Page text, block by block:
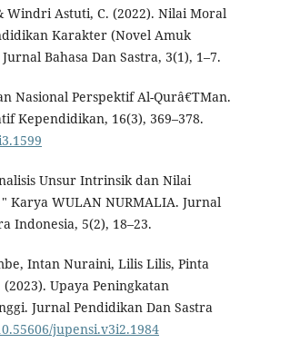
Windri Astuti, C. (2022). Nilai Moral
Karakter (Novel Amuk
Bahasa Dan Sastra, 3(1), 1–7.
Nasional Perspektif Al-Qurâ€TMan.
Kependidikan, 16(3), 369–378.
Unsur Intrinsik dan Nilai
" Karya WULAN NURMALIA. Jurnal
Indonesia, 5(2), 18–23.
Intan Nuraini, Lilis Lilis, Pinta
Upaya Peningkatan
Jurnal Pendidikan Dan Sastra
jupensi.v3i2.1984